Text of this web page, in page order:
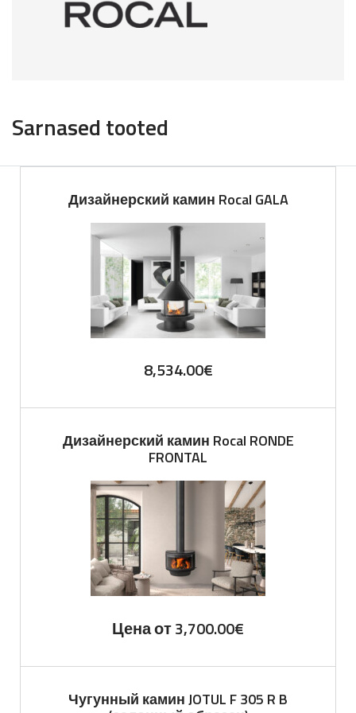
Sarnased tooted
Дизайнерский камин Rocal GALA
8,534.00€
Дизайнерский камин Rocal RONDE
FRONTAL
Цена от3,700.00€
Чугунный камин JOTUL F 305 R B